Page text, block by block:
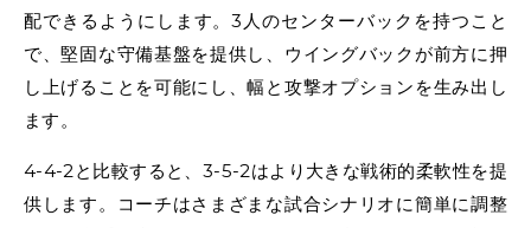
配できるようにします。3人のセンターバックを持つこと
で、堅固な守備基盤を提供し、ウイングバックが前方に押
し上げることを可能にし、幅と攻撃オプションを生み出し
ます。
4-4-2と比較すると、3-5-2はより大きな戦術的柔軟性を提
供します。コーチはさまざまな試合シナリオに簡単に調整